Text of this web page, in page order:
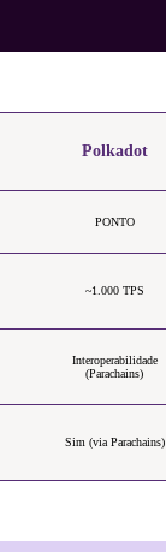
Polkadot
PONTO
~1.000 TPS
Interoperabilidade
(Parachains)
Sim (via Parachains)